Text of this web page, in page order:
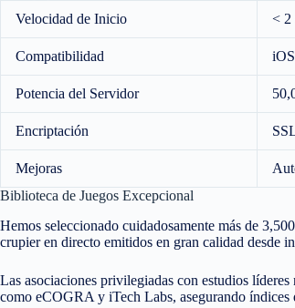
Velocidad de Inicio
< 2
Compatibilidad
Potencia del Servidor
Encriptación
Mejoras
Biblioteca de Juegos Excepcional
Hemos seleccionado cuidadosamente más de
crupier en directo emitidos en gran calidad desde
Las asociaciones privilegiadas con estudios
como eCOGRA y iTech Labs, asegurando